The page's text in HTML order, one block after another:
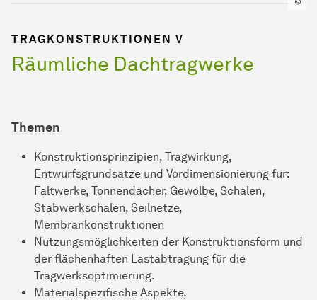
TRAGKONSTRUKTIONEN V
Räumliche Dachtragwerke
Themen
Konstruktionsprinzipien, Tragwirkung,
Entwurfsgrundsätze und Vordimensionierung für:
Faltwerke, Tonnendächer, Gewölbe, Schalen,
Stabwerkschalen, Seilnetze,
Membrankonstruktionen
Nutzungsmöglichkeiten der Konstruktionsform und
der flächenhaften Lastabtragung für die
Tragwerksoptimierung.
Materialspezifische Aspekte,